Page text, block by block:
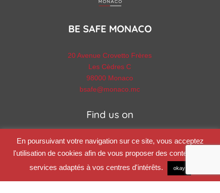
BE SAFE MONACO
20 Avenue Crovetto Frères
Les Cèdres C
98000 Monaco
bsafe@monaco.mc
Find us on
En poursuivant votre navigation sur ce site, vous acceptez
l'utilisation de cookies afin de vous proposer des contenus et
services adaptés à vos centres d'intérêts.
okay